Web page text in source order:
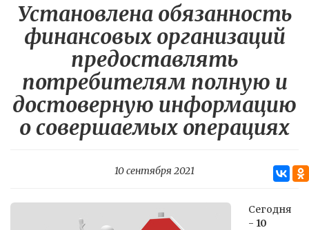
Установлена обязанность
финансовых организаций
предоставлять
потребителям полную и
достоверную информацию
о совершаемых операциях
10 сентября 2021
Сегодня
- 10